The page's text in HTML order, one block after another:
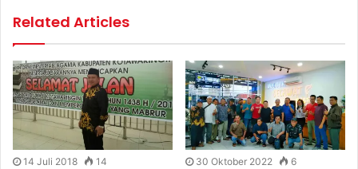
Related Articles
14 Juli 2018 14 30 Oktober 2022 6